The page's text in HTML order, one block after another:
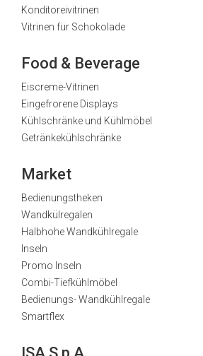
Konditoreivitrinen
Vitrinen für Schokolade
Food & Beverage
Eiscreme-Vitrinen
Eingefrorene Displays
Kühlschränke und Kühlmöbel
Getränkekühlschränke
Market
Bedienungstheken
Wandkülregalen
Halbhohe Wandkühlregale
Inseln
Promo Inseln
Combi-Tiefkühlmöbel
Bedienungs- Wandkühlregale
Smartflex